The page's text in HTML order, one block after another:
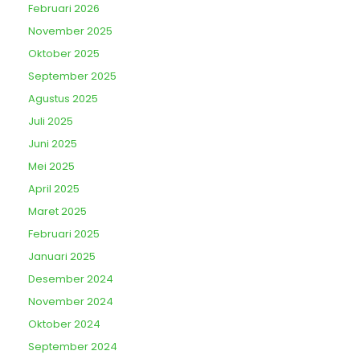
Februari 2026
November 2025
Oktober 2025
September 2025
Agustus 2025
Juli 2025
Juni 2025
Mei 2025
April 2025
Maret 2025
Februari 2025
Januari 2025
Desember 2024
November 2024
Oktober 2024
September 2024